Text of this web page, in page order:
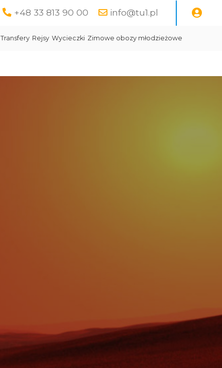
+48 33 813 90 00 info@tu1.pl
Transfery Rejsy Wycieczki Zimowe obozy młodzieżowe